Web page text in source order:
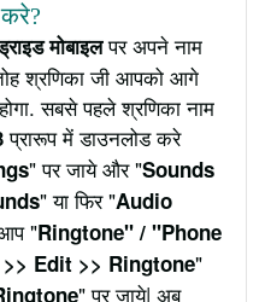
मोबाइलपर अपने नाम
श्रणिका जी आपको आगे
सबसे पहले श्रणिका नाम
प्रारूप में डाउनलोड करे
" पर जाये और "Sounds
" या फिर "Audio
"Ringtone" / "Phone
Edit >> Ringtone"
" पर जाये| अब